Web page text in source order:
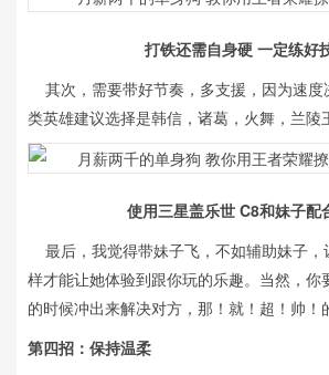
打铁还需自身硬 一定练好
其次，需要带好节奏，多支援，因为速度
类英雄建议选择是韩信，诸葛，火舞，兰陵
使用三星盖乐世 C8和妹子配
最后，我觉得带妹子飞，不如辅助妹子，
样才能让她体验到跟你玩的乐趣。当然，你
的时候冲出来解决对方，那！就！超！帅！
第四招：保持温柔